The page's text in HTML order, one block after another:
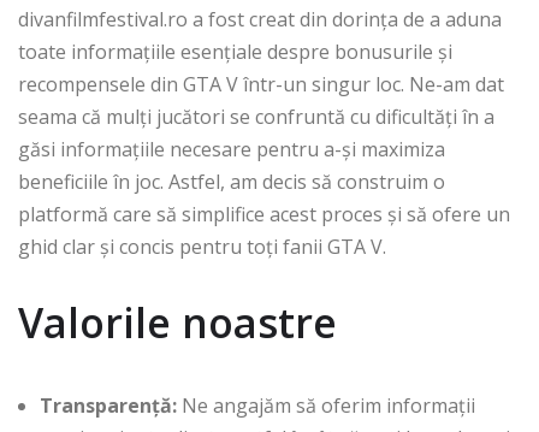
divanfilmfestival.ro a fost creat din dorința de a aduna
toate informațiile esențiale despre bonusurile și
recompensele din GTA V într-un singur loc. Ne-am dat
seama că mulți jucători se confruntă cu dificultăți în a
găsi informațiile necesare pentru a-și maximiza
beneficiile în joc. Astfel, am decis să construim o
platformă care să simplifice acest proces și să ofere un
ghid clar și concis pentru toți fanii GTA V.
Valorile noastre
Transparență: Ne angajăm să oferim informații